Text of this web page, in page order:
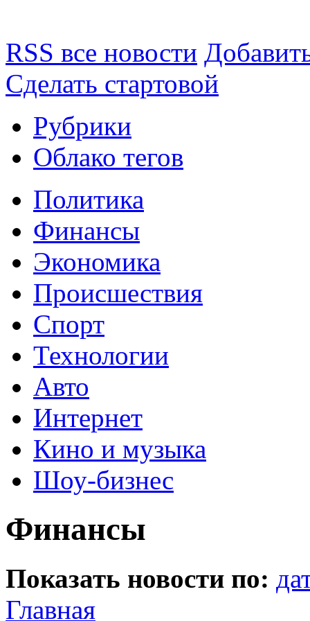
RSS все новости
Сделать стартовой
Рубрики
Облако тегов
Политика
Финансы
Экономика
Происшествия
Спорт
Технологии
Авто
Интернет
Кино и музыка
Шоу-бизнес
Финансы
Показать новости по:
Главная